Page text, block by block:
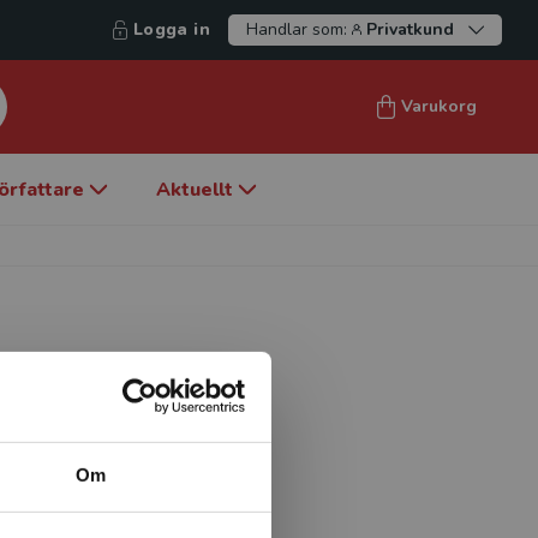
Om
Logga in Handlar som: Privatkund
Varukorg
Aktuellt